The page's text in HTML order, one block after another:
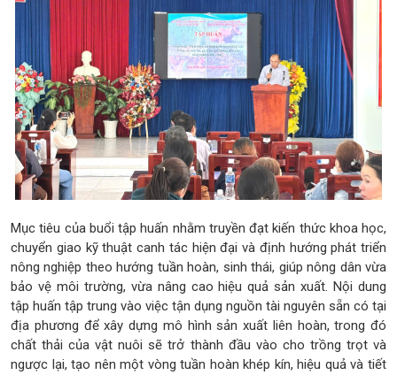
Mục tiêu của buổi tập huấn nhằm truyền đạt kiến thức khoa học,
chuyển giao kỹ thuật canh tác hiện đại và định hướng phát triển
nông nghiệp theo hướng tuần hoàn, sinh thái, giúp nông dân vừa
bảo vệ môi trường, vừa nâng cao hiệu quả sản xuất. Nội dung
tập huấn tập trung vào việc tận dụng nguồn tài nguyên sẵn có tại
địa phương để xây dựng mô hình sản xuất liên hoàn, trong đó
chất thải của vật nuôi sẽ trở thành đầu vào cho trồng trọt và
ngược lại, tạo nên một vòng tuần hoàn khép kín, hiệu quả và tiết